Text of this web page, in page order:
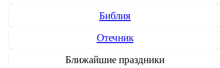
Библия
Отечник
Ближайшие праздники